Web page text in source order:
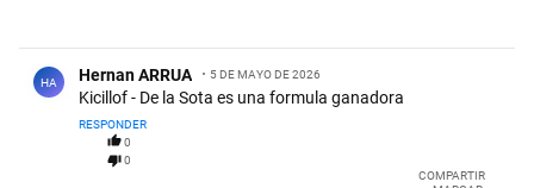
HA Hernan ARRUA 5 DE MAYO DE 2026
Kicillof - De la Sota es una formula ganadora
RESPONDER
0
0
COMPARTIR